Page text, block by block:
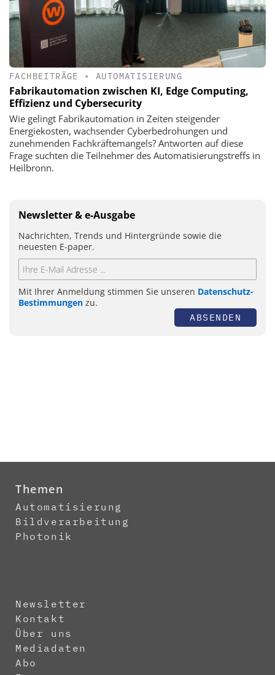
FACHBEITRÄGE • AUTOMATISIERUNG
Fabrikautomation zwischen KI, Edge Computing,
Effizienz und Cybersecurity
Wie gelingt Fabrikautomation in Zeiten steigender
Energiekosten, wachsender Cyberbedrohungen und
zunehmenden Fachkräftemangels? Antworten auf diese
Frage suchten die Teilnehmer des Automatisierungstreffs in
Heilbronn.
Newsletter & e-Ausgabe
Nachrichten, Trends und Hintergründe sowie die
neuesten E-paper.
Mit Ihrer Anmeldung stimmen Sie unseren Datenschutz-
Bestimmungen zu.
ABSENDEN
Themen
Automatisierung
Bildverarbeitung
Photonik
Newsletter
Kontakt
Über uns
Mediadaten
Abo